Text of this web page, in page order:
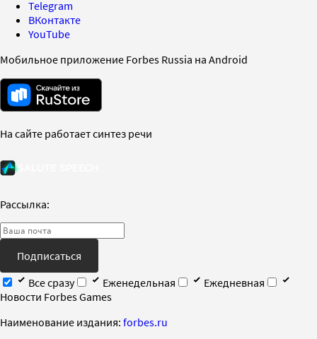
Telegram
ВКонтакте
YouTube
Мобильное приложение Forbes Russia на Android
На сайте работает синтез речи
Рассылка:
Подписаться
Все сразу
Еженедельная
Ежедневная
Новости Forbes Games
Наименование издания: forbes.ru